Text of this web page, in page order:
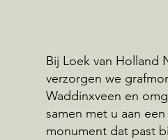
Bij Loek van Holland
verzorgen we
Waddinxveen en
samen met u aan
monument dat past